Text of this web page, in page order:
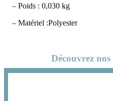
– Poids : 0,030 kg
– Matériel :Polyester
Découvrez